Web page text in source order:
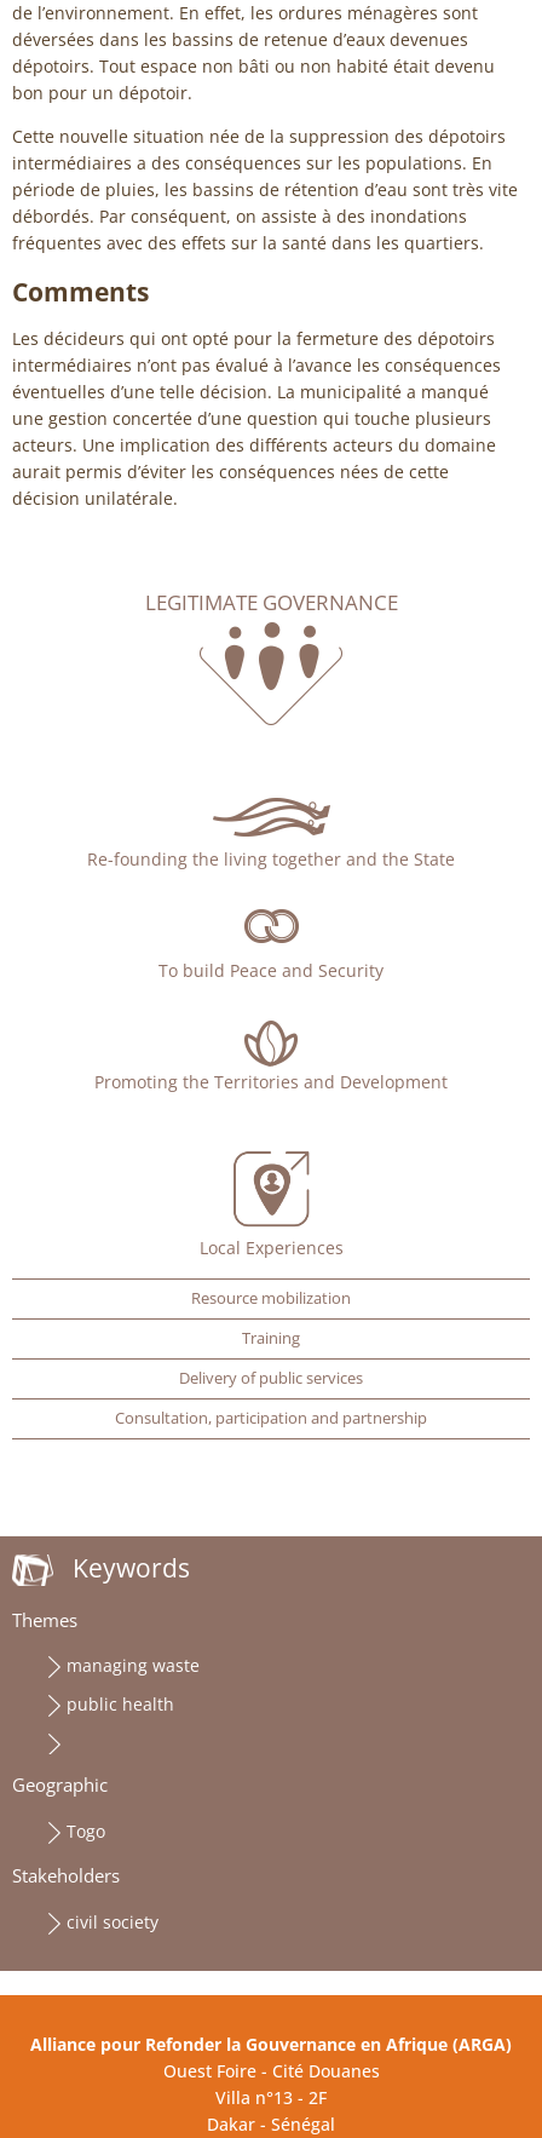
de l’environnement. En effet, les ordures ménagères sont
déversées dans les bassins de retenue d’eaux devenues
dépotoirs. Tout espace non bâti ou non habité était devenu
bon pour un dépotoir.
Cette nouvelle situation née de la suppression des dépotoirs
intermédiaires a des conséquences sur les populations. En
période de pluies, les bassins de rétention d’eau sont très vite
débordés. Par conséquent, on assiste à des inondations
fréquentes avec des effets sur la santé dans les quartiers.
Comments
Les décideurs qui ont opté pour la fermeture des dépotoirs
intermédiaires n’ont pas évalué à l’avance les conséquences
éventuelles d’une telle décision. La municipalité a manqué
une gestion concertée d’une question qui touche plusieurs
acteurs. Une implication des différents acteurs du domaine
aurait permis d’éviter les conséquences nées de cette
décision unilatérale.
LEGITIMATE GOVERNANCE
Re-founding the living together and the State
To build Peace and Security
Promoting the Territories and Development
Local Experiences
Resource mobilization
Training
Delivery of public services
Consultation, participation and partnership
Keywords
Themes
managing waste
public health
Geographic
Togo
Stakeholders
civil society
Alliance pour Refonder la Gouvernance en Afrique (ARGA)
Ouest Foire - Cité Douanes
Villa n°13 - 2F
Dakar - Sénégal